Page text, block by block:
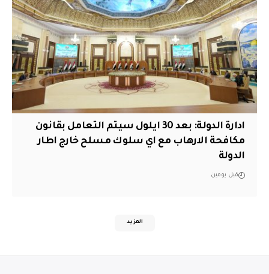
ادارة الدولة: بعد 30 ايلول سيتم التعامل بقانون
مكافحة الارهاب مع اي سلوك مسلح خارج اطار
الدولة
قبل يومين
المزيد